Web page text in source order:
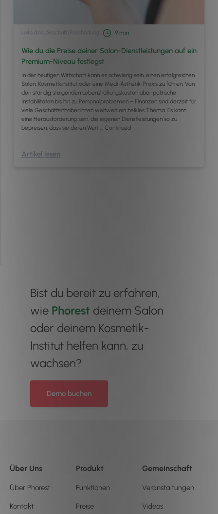
Leite dein Geschäft Preisfindung 9 min
Wie du die Preise deiner Salon-Dienstleistungen auf ein
Premium-Niveau festlegst
In der heutigen Wirtschaft kann es schwierig sein, einen erfolgreichen
Salon, Kosmetikinstitut oder eine Medi-Ästhetik-Praxis zu führen. Von
den ständig steigenden Lebenshaltungskosten über politische
Instabilitäten bis hin zu Personalproblemen – Finanzen sind derzeit für
viele Geschäftsinhaber:innen weltweit ein heikles Thema. Es kann
eine Herausforderung sein, die eigenen Dienstleistungen so zu
bepreisen, dass sie deren Wert … Continued
Artikel lesen
Bist du bereit zu erfahren,
wie Phorest deinem Salon
oder deinem Kosmetik-
Institut helfen kann, zu
wachsen?
Demo buchen
Über Uns
Über Phorest
Kontakt
Produkt
Funktionen
Preise
Gemeinschaft
Veranstaltungen
Videos